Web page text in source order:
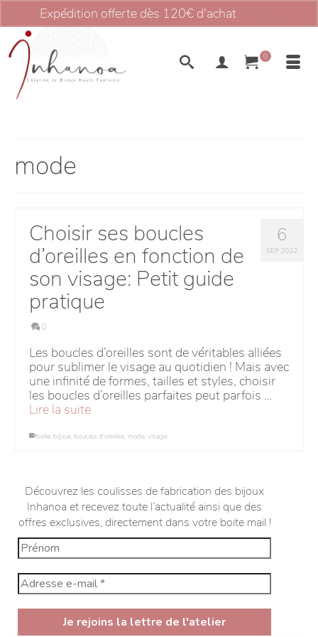
Expédition offerte dès 120€ d'achat
0
mode
6
SEP 2022
Choisir ses boucles
d’oreilles en fonction de
son visage: Petit guide
pratique
0
Les boucles d’oreilles sont de véritables alliées
pour sublimer le visage au quotidien ! Mais avec
une infinité de formes, tailles et styles, choisir
les boucles d’oreilles parfaites peut parfois …
Lire la suite
belle, bijoux, boucles d'oreilles, mode,visage
Découvrez les coulisses de fabrication des bijoux
Inhanoa et recevez toute l’actualité ainsi que des
offres exclusives, directement dans votre boite mail !